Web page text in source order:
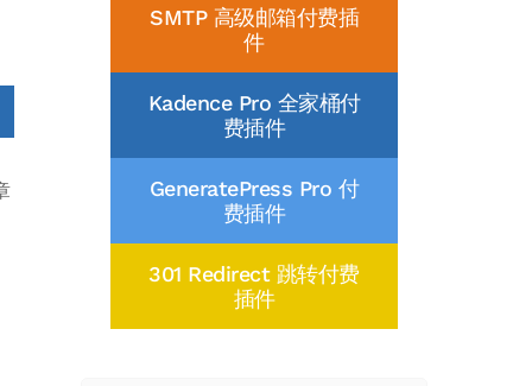
SMTP 高级邮箱付费插
件
Kadence Pro 全家桶付
费插件
GeneratePress Pro 付
费插件
301 Redirect 跳转付费
插件